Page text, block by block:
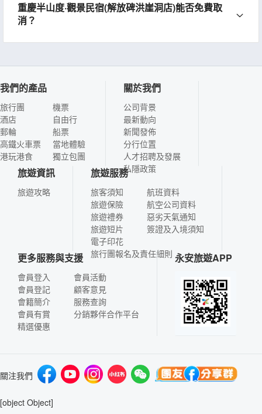
重慶半山度·觀景民宿(解放碑洪崖洞店)能否免費取
消？
我們的產品
旅行團
酒店
郵輪
高鐵火車票
港玩港食
機票
自由行
船票
當地體驗
獨立包團
關於我們
公司背景
最新動向
新聞發佈
分行位置
人才招聘及發展
私隱政策
旅遊資訊
旅遊攻略
旅遊服務
旅客須知
旅遊保險
旅遊禮券
旅遊短片
電子印花
航班資料
航空公司資料
惡劣天氣通知
簽證及入境須知
旅行團報名及責任細則
更多服務與支援
會員登入
會員登記
會籍簡介
會員有賞
精選優惠
會員活動
顧客意見
服務查詢
分銷夥伴合作平台
永安旅遊APP
關注我們
[object Object]